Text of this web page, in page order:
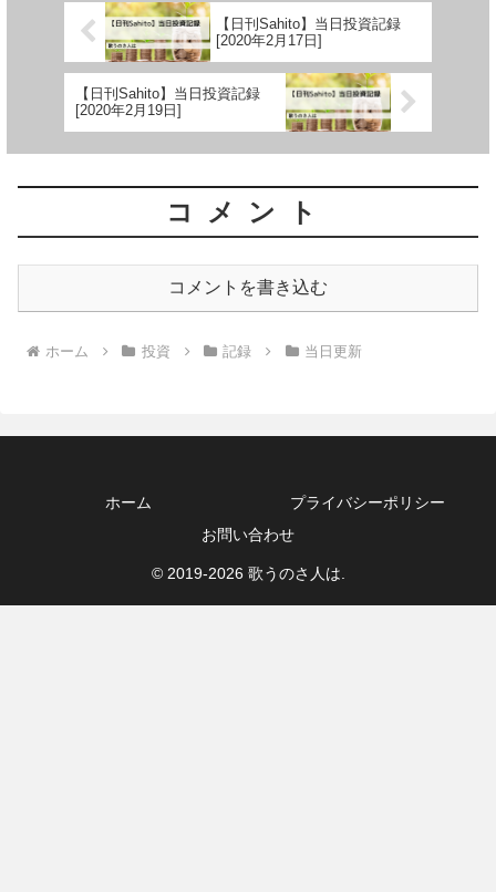
【日刊Sahito】当日投資記録
[2020年2月17日]
【日刊Sahito】当日投資記録
[2020年2月19日]
コメント
コメントを書き込む
ホーム 投資 記録 当日更新
ホーム
プライバシーポリシー
お問い合わせ
© 2019-2026 歌うのさ人は.